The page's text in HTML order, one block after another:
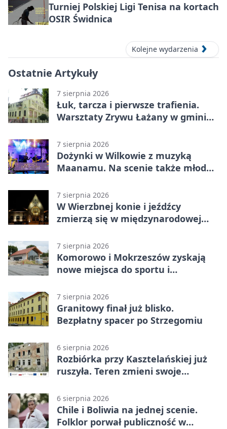
Turniej Polskiej Ligi Tenisa na kortach
OSIR Świdnica
Kolejne wydarzenia
Ostatnie Artykuły
7 sierpnia 2026
Łuk, tarcza i pierwsze trafienia.
Warsztaty Zrywu Łażany w gminie
7 sierpnia 2026
Dożynki w Wilkowie z muzyką
Maanamu. Na scenie także młode
7 sierpnia 2026
W Wierzbnej konie i jeźdźcy
zmierzą się w międzynarodowej
7 sierpnia 2026
Komorowo i Mokrzeszów zyskają
nowe miejsca do sportu i
7 sierpnia 2026
Granitowy finał już blisko.
Bezpłatny spacer po Strzegomiu
6 sierpnia 2026
Rozbiórka przy Kasztelańskiej już
ruszyła. Teren zmieni swoje
6 sierpnia 2026
Chile i Boliwia na jednej scenie.
Folklor porwał publiczność w